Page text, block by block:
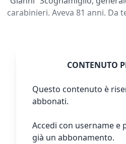
carabinieri. Aveva 81 anni. Da
CONTENUTO
Questo contenuto è
abbonati.
Accedi con username e
già un abbonamento.